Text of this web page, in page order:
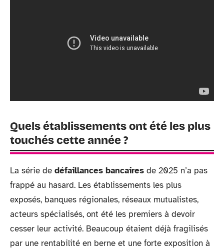
Quels établissements ont été les plus
touchés cette année ?
La série de défaillances bancaires de 2025 n’a pas
frappé au hasard. Les établissements les plus
exposés, banques régionales, réseaux mutualistes,
acteurs spécialisés, ont été les premiers à devoir
cesser leur activité. Beaucoup étaient déjà fragilisés
par une rentabilité en berne et une forte exposition à